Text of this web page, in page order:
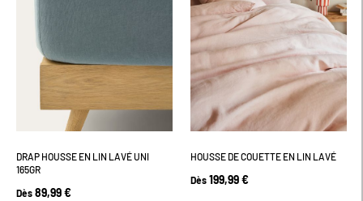
DRAP HOUSSE EN LIN LAVÉ UNI
165GR
Dès 89,99 €
HOUSSE DE COUETTE EN LIN LAVÉ
Dès 199,99 €